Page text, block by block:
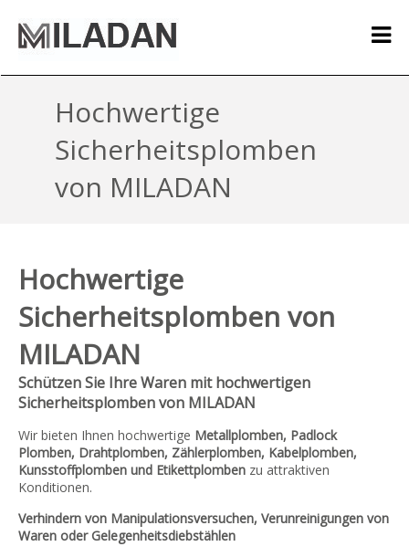
Hochwertige
Sicherheitsplomben
von MILADAN
Hochwertige
Sicherheitsplomben von
MILADAN
Schützen Sie Ihre Waren mit hochwertigen
Sicherheitsplomben von MILADAN
Wir bieten Ihnen hochwertige Metallplomben, Padlock
Plomben, Drahtplomben, Zählerplomben, Kabelplomben,
Kunsstoffplomben und Etikettplomben zu attraktiven
Konditionen.
Verhindern von Manipulationsversuchen, Verunreinigungen von
Waren oder Gelegenheitsdiebstählen